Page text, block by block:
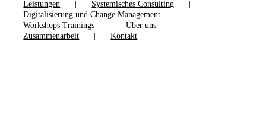
ich
als
Coachee
Leistungen
Systemisches Consulting
Digitalisierung und Change Management
Workshops Trainings
Über uns
Zusammenarbeit
Kontakt